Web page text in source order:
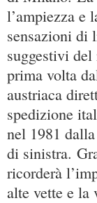
l’ampiezza e
sensazioni di
suggestivi
prima volta
austriaca
spedizione
nel 1981
di sinistra.
ricorderà
alte vette e la